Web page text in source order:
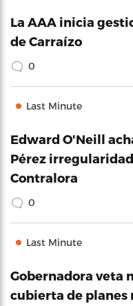
La AAA inicia
de Carraízo
0
Last Minute
Edward O'Neill
Pérez
Contralora
0
Last Minute
Gobernadora veta
cubierta de planes